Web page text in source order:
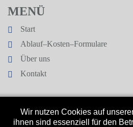
MENÜ
Start
Ablauf–Kosten–Formulare
Über uns
Kontakt
Wir nutzen Cookies auf
ihnen sind essenziell für den